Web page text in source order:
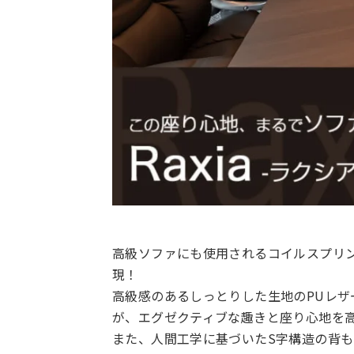
高級ソファにも使用されるコイルスプ
現！
高級感のあるしっとりした生地のPUレ
が、エグゼクティブな趣きと座り心地を
また、人間工学に基づいたS字構造の背